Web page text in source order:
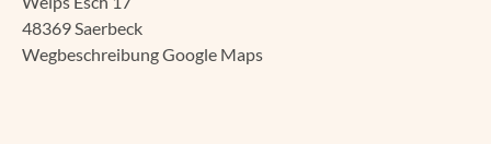
48369 Saerbeck
Wegbeschreibung Google Maps